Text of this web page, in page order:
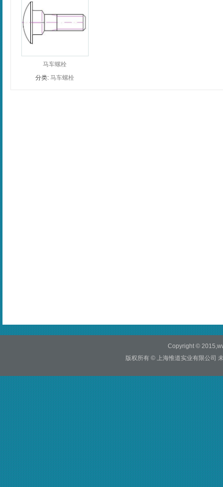
马车螺栓
分类: 马车螺栓
Copyright ©
版权所有 © 上海惟道实业有限公司